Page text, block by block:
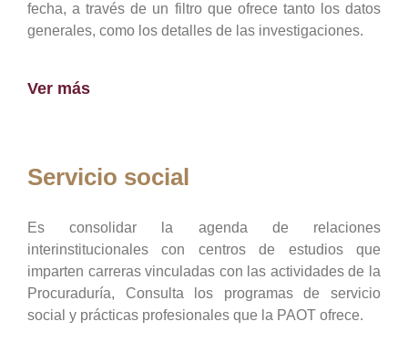
fecha, a través de un filtro que ofrece tanto los datos
generales, como los detalles de las investigaciones.
Ver más
Servicio social
Es consolidar la agenda de relaciones
interinstitucionales con centros de estudios que
imparten carreras vinculadas con las actividades de la
Procuraduría, Consulta los programas de servicio
social y prácticas profesionales que la PAOT ofrece.